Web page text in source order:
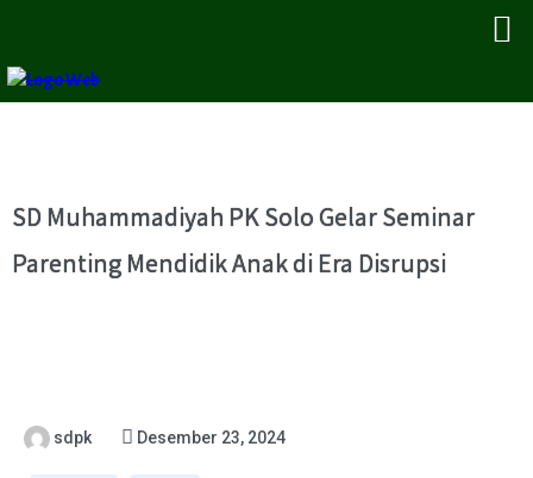
SD Muhammadiyah PK Solo Gelar Seminar
Parenting Mendidik Anak di Era Disrupsi
sdpk Desember 23, 2024